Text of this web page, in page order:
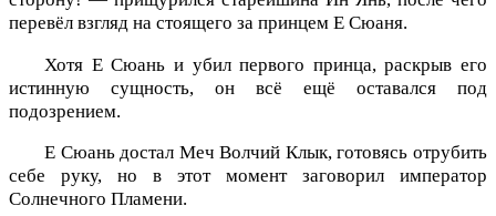
перевёл взгляд на стоящего за принцем Е Сюаня.
Хотя Е Сюань и убил первого принца, раскрыв его
истинную сущность, он всё ещё оставался под
подозрением.
Е Сюань достал Меч Волчий Клык, готовясь отрубить
себе руку, но в этот момент заговорил император
Солнечного Пламени.